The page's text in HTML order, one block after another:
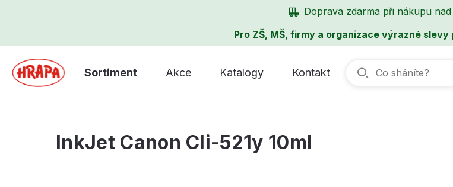
Doprava zdarma při nákupu nad
Pro ZŠ, MŠ, firmy a organizace výrazné
Sortiment Akce Katalogy Kontakt
InkJet Canon Cli-521y 10ml